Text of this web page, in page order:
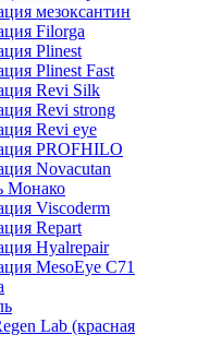
мезоксантин
Filorga
Plinest
Plinest Fast
Revi Silk
Revi strong
Revi eye
PROFHILO
Novacutan
Монако
Viscoderm
Repart
Hyalrepair
MesoEye C71
Lab (красная